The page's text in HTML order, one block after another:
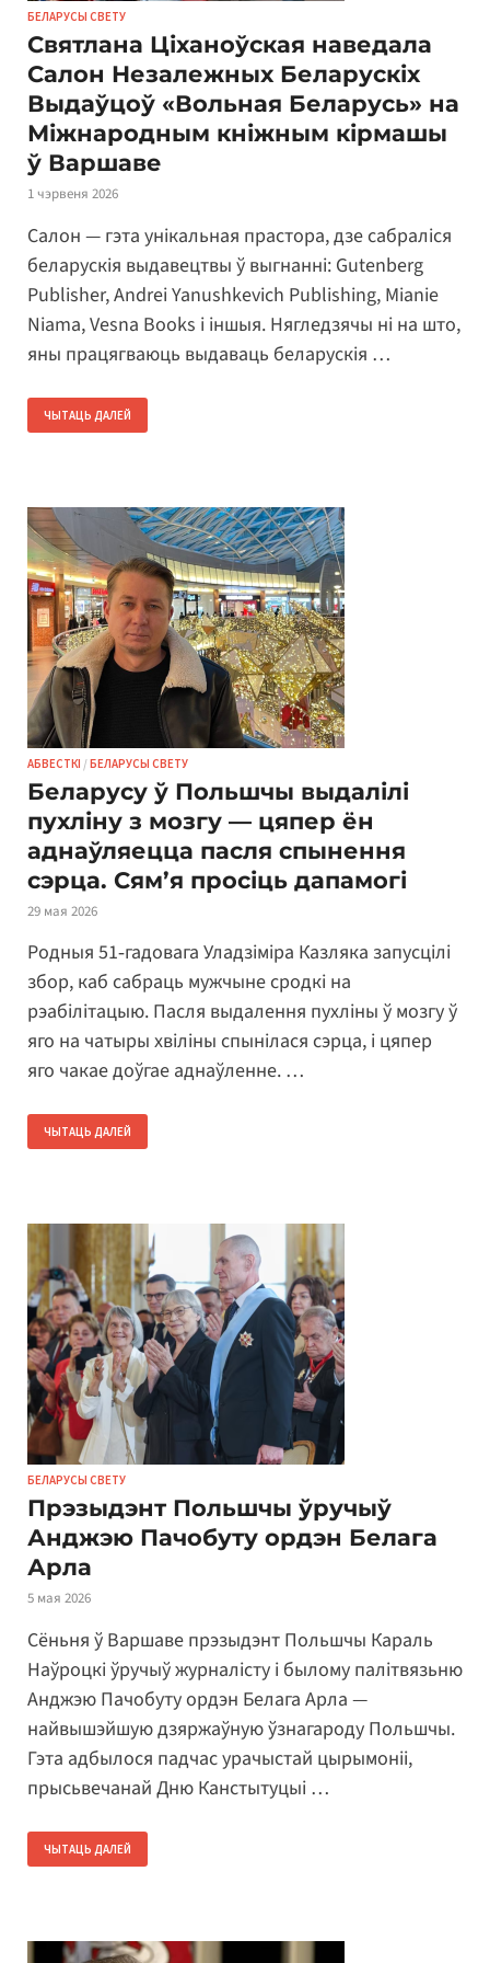
БЕЛАРУСЫ СВЕТУ
Святлана Ціханоўская наведала
Салон Незалежных Беларускіх
Выдаўцоў «Вольная Беларусь» на
Міжнародным кніжным кірмашы
ў Варшаве
1 чэрвеня 2026
Салон — гэта унікальная прастора, дзе сабраліся
беларускія выдавецтвы ў выгнанні: Gutenberg
Publisher, Andrei Yanushkevich Publishing, Mianie
Niama, Vesna Books і іншыя. Нягледзячы ні на што,
яны працягваюць выдаваць беларускія …
ЧЫТАЦЬ ДАЛЕЙ
АБВЕСТКІ /БЕЛАРУСЫ СВЕТУ
Беларусу ў Польшчы выдалілі
пухліну з мозгу — цяпер ён
аднаўляецца пасля спынення
сэрца. Сям’я просіць дапамогі
29 мая 2026
Родныя 51‑гадовага Уладзіміра Казляка запусцілі
збор, каб сабраць мужчыне сродкі на
рэабілітацыю. Пасля выдалення пухліны ў мозгу ў
яго на чатыры хвіліны спынілася сэрца, і цяпер
яго чакае доўгае аднаўленне. …
ЧЫТАЦЬ ДАЛЕЙ
БЕЛАРУСЫ СВЕТУ
Прэзыдэнт Польшчы ўручыў
Анджэю Пачобуту ордэн Белага
Арла
5 мая 2026
Сёньня ў Варшаве прэзыдэнт Польшчы Караль
Наўроцкі ўручыў журналісту і былому палітвязьню
Анджэю Пачобуту ордэн Белага Арла —
найвышэйшую дзяржаўную ўзнагароду Польшчы.
Гэта адбылося падчас урачыстай цырымоніі,
прысьвечанай Дню Канстытуцыі …
ЧЫТАЦЬ ДАЛЕЙ